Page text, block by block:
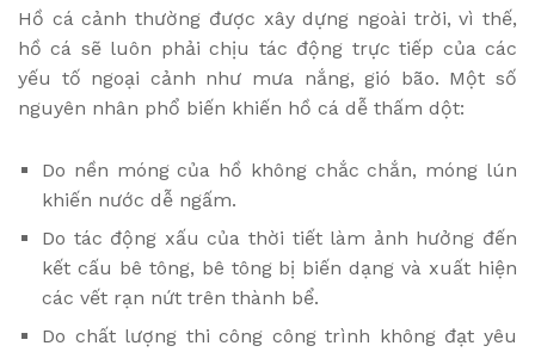
Hồ cá cảnh thường được xây dựng ngoài trời, vì thế,
hồ cá sẽ luôn phải chịu tác động trực tiếp của các
yếu tố ngoại cảnh như mưa nắng, gió bão. Một số
nguyên nhân phổ biến khiến hồ cá dễ thấm dột:
Do nền móng của hồ không chắc chắn, móng lún
khiến nước dễ ngấm.
Do tác động xấu của thời tiết làm ảnh hưởng đến
kết cấu bê tông, bê tông bị biến dạng và xuất hiện
các vết rạn nứt trên thành bể.
Do chất lượng thi công công trình không đạt yêu